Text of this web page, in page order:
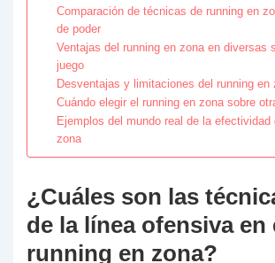
Comparación de técnicas de running en
de poder
Ventajas del running en zona en diversas
juego
Desventajas y limitaciones del running en
Cuándo elegir el running en zona sobre
Ejemplos del mundo real de la efectividad
zona
¿Cuáles son las
de la línea ofensiva en
running en zona?